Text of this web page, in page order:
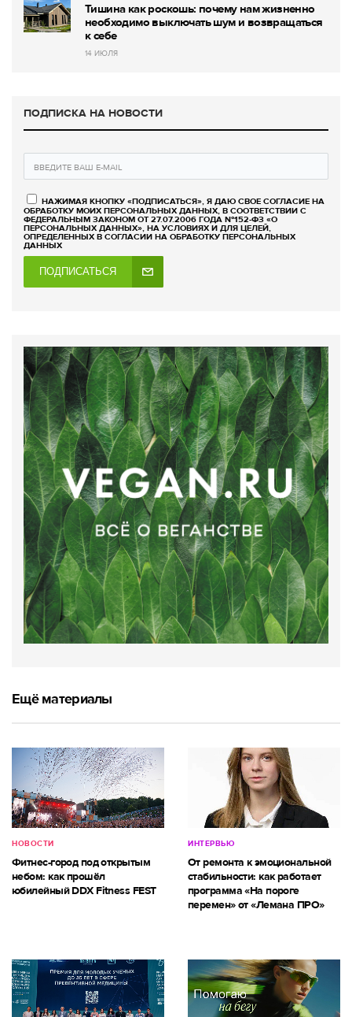
Тишина как роскошь: почему нам жизненно
необходимо выключать шум и возвращаться
к себе
14 ИЮЛЯ
ПОДПИСКА НА НОВОСТИ
НАЖИМАЯ КНОПКУ «ПОДПИСАТЬСЯ», Я ДАЮ СВОЕ СОГЛАСИЕ НА
ОБРАБОТКУ МОИХ ПЕРСОНАЛЬНЫХ ДАННЫХ, В СООТВЕТСТВИИ С
ФЕДЕРАЛЬНЫМ ЗАКОНОМ ОТ 27.07.2006 ГОДА №152-ФЗ «О
ПЕРСОНАЛЬНЫХ ДАННЫХ», НА УСЛОВИЯХ И ДЛЯ ЦЕЛЕЙ,
ОПРЕДЕЛЕННЫХ В СОГЛАСИИ НА ОБРАБОТКУ ПЕРСОНАЛЬНЫХ
ДАННЫХ
ПОДПИСАТЬСЯ
Ещё материалы
НОВОСТИ
Фитнес-город под открытым
небом: как прошёл
юбилейный DDX Fitness FEST
ИНТЕРВЬЮ
От ремонта к эмоциональной
стабильности: как работает
программа «На пороге
перемен» от «Лемана ПРО»